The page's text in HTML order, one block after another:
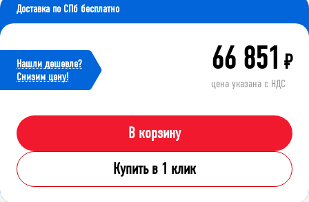
Доставка по СПб бесплатно
Нашли дешевле?
Cнизим цену!
66 851 ₽
цена указана с НДС
В корзину
Купить в 1 клик